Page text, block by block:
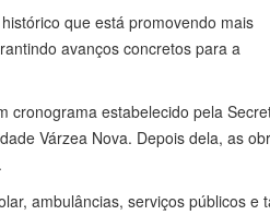
que está promovendo mais
avanços concretos para a
cronograma estabelecido pela
Várzea Nova. Depois dela, as
ambulâncias, serviços públicos e